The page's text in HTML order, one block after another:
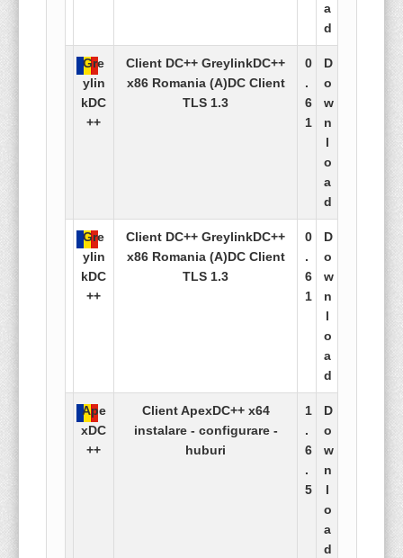
a
d
Gre
ylin
kDC
++
Client DC++ GreylinkDC++
x86 Romania (A)DC Client
TLS 1.3
0
.
6
1
D
o
w
n
l
o
a
d
Gre
ylin
kDC
++
Client DC++ GreylinkDC++
x86 Romania (A)DC Client
TLS 1.3
0
.
6
1
D
o
w
n
l
o
a
d
Ape
xDC
++
Client ApexDC++ x64
instalare - configurare -
huburi
1
.
6
.
5
D
o
w
n
l
o
a
d